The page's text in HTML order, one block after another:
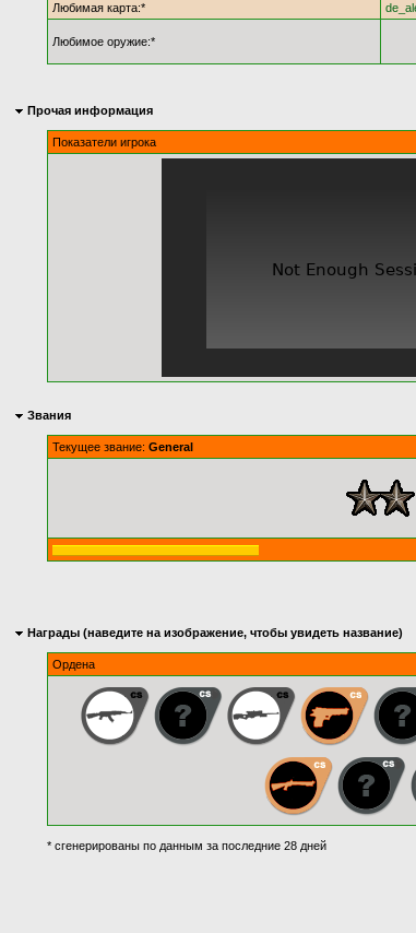
Любимая карта:*
Любимое оружие:*
Прочая информация
Показатели игрока
Звания
Текущее звание:General
Награды (наведите на изображение, чтобы увидеть название)
Ордена
* сгенерированы по данным за последние 28 дней